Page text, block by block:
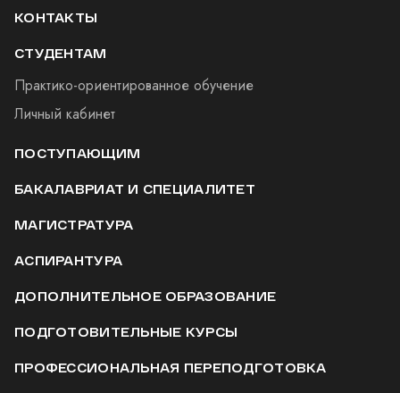
КОНТАКТЫ
СТУДЕНТАМ
Практико-ориентированное обучение
Личный кабинет
ПОСТУПАЮЩИМ
БАКАЛАВРИАТ И СПЕЦИАЛИТЕТ
МАГИСТРАТУРА
АСПИРАНТУРА
ДОПОЛНИТЕЛЬНОЕ ОБРАЗОВАНИЕ
ПОДГОТОВИТЕЛЬНЫЕ КУРСЫ
ПРОФЕССИОНАЛЬНАЯ ПЕРЕПОДГОТОВКА